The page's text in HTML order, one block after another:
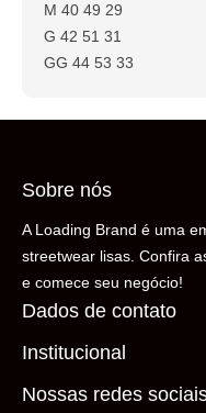
M 40 49 29
G 42 51 31
GG 44 53 33
Sobre nós
A Loading Brand é uma
streetwear lisas. Confira
e comece seu negócio!
Dados de contato
(11) 99306-5206
Fale conosco
Institucional
Quem somos
Nossas redes